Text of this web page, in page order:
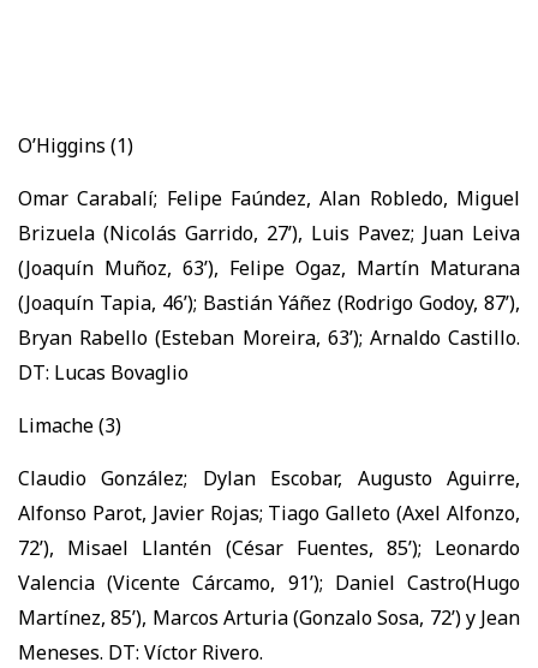
O’Higgins (1)
Omar Carabalí; Felipe Faúndez, Alan Robledo, Miguel
Brizuela (Nicolás Garrido, 27’), Luis Pavez; Juan Leiva
(Joaquín Muñoz, 63’), Felipe Ogaz, Martín Maturana
(Joaquín Tapia, 46’); Bastián Yáñez (Rodrigo Godoy, 87’),
Bryan Rabello (Esteban Moreira, 63’); Arnaldo Castillo.
DT: Lucas Bovaglio
Limache (3)
Claudio González; Dylan Escobar, Augusto Aguirre,
Alfonso Parot, Javier Rojas; Tiago Galleto (Axel Alfonzo,
72’), Misael Llantén (César Fuentes, 85’); Leonardo
Valencia (Vicente Cárcamo, 91’); Daniel Castro(Hugo
Martínez, 85’), Marcos Arturia (Gonzalo Sosa, 72’) y Jean
Meneses. DT: Víctor Rivero.